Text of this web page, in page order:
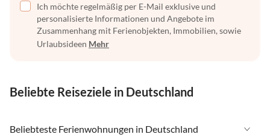
Ich möchte regelmäßig per E-Mail exklusive und
personalisierte Informationen und Angebote im
Zusammenhang mit Ferienobjekten, Immobilien, sowie
Urlaubsideen Mehr
Beliebte Reiseziele in Deutschland
Beliebteste Ferienwohnungen in Deutschland